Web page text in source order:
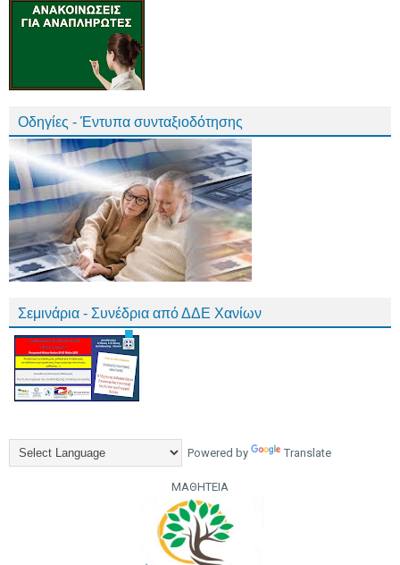
Οδηγίες - Έντυπα συνταξιοδότησης
Σεμινάρια - Συνέδρια από ΔΔΕ Χανίων
Powered by Translate
ΜΑΘΗΤΕΙΑ